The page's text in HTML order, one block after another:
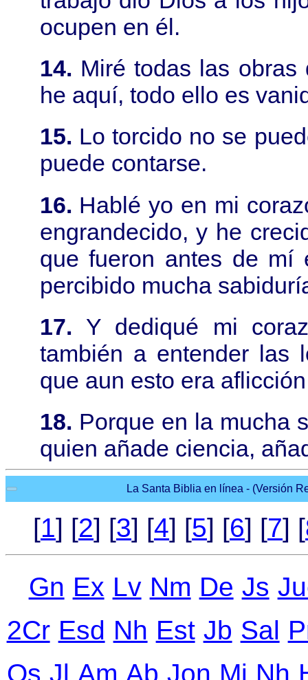
ocupen en él.
14. Miré todas las
he aquí, todo ello es
15. Lo torcido no se
puede contarse.
16. Hablé yo en mi
engrandecido, y he
que fueron antes de mí
percibido mucha
17. Y dediqué mi
también a entender las
que aun esto era
18. Porque en la mucha
quien añade ciencia,
La Santa Biblia en línea - (Versión
[1] [2] [3] [4] [5] [6] [7] [
Gn Ex Lv Nm De Js
2Cr Еsd Nh Еst Jb Sal
Оs Jl Аm Ab Jon Mi Nh